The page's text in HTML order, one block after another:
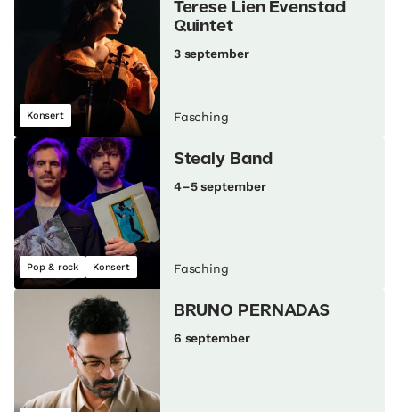
Konsert
Terese Lien Evenstad
Quintet
3 september
Fasching
Pop & rock Konsert
Stealy Band
4–5 september
Fasching
BRUNO PERNADAS
6 september